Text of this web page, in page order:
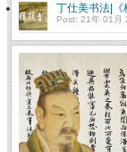
丁仕美书法|《
Post: 21年 01月